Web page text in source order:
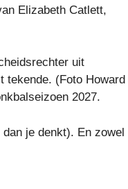
Elizabeth Catlett,
uit
tekende. (Foto Howard
2027.
je denkt). En zowel